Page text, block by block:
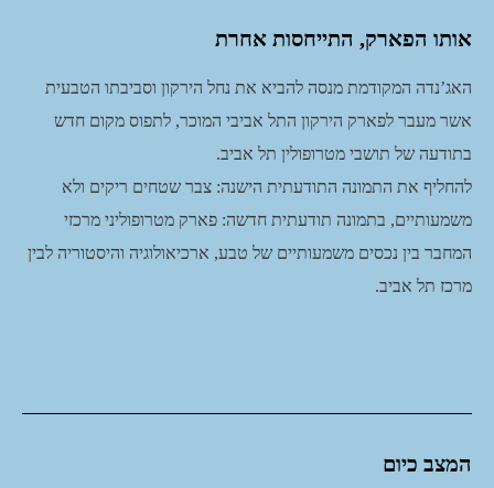
אותו הפארק, התייחסות אחרת
האג’נדה המקודמת מנסה להביא את נחל הירקון וסביבתו הטבעית
אשר מעבר לפארק הירקון התל אביבי המוכר, לתפוס מקום חדש
בתודעה של תושבי מטרופולין תל אביב.
להחליף את התמונה התודעתית הישנה: צבר שטחים ריקים ולא
משמעותיים, בתמונה תודעתית חדשה: פארק מטרופוליני מרכזי
המחבר בין נכסים משמעותיים של טבע, ארכיאולוגיה והיסטוריה לבין
מרכז תל אביב.
המצב כיום